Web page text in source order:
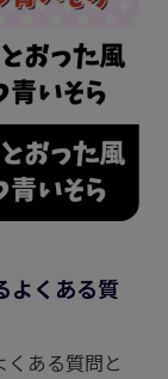
よくある質
ある質問と